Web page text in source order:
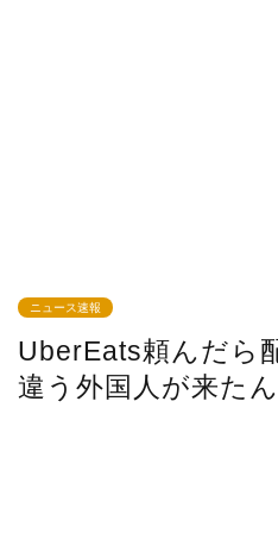
ニュース速報
UberEats頼んだら
違う外国人が来た